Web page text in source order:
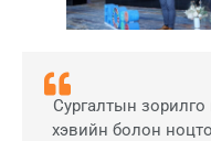
Сургалтын
хэвийн болон